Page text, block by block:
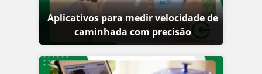
Aplicativos para medir velocidade de
caminhada com precisão